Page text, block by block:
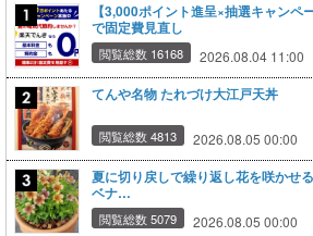
【3,000ポイント進呈×抽選キャンペ
で固定費見直し
閲覧総数 16168 2026.08.04 11:00
てんや名物 たれづけ大江戸天丼
閲覧総数 4813 2026.08.05 00:00
夏に切り戻しで繰り返し花を咲かせ
ベナ…
閲覧総数 5079 2026.08.05 00:00